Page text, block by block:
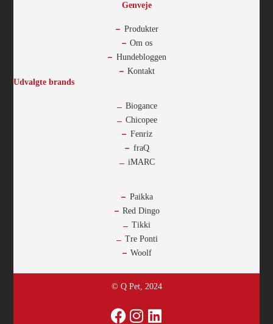
Genveje
Produkter
Om os
Hundebloggen
Kontakt
Udvalgte brands
Biogance
Chicopee
Fenriz
fraQ
iMARC
Paikka
Red Dingo
Tikki
Tre Ponti
Woolf
© Q Pet, 2024